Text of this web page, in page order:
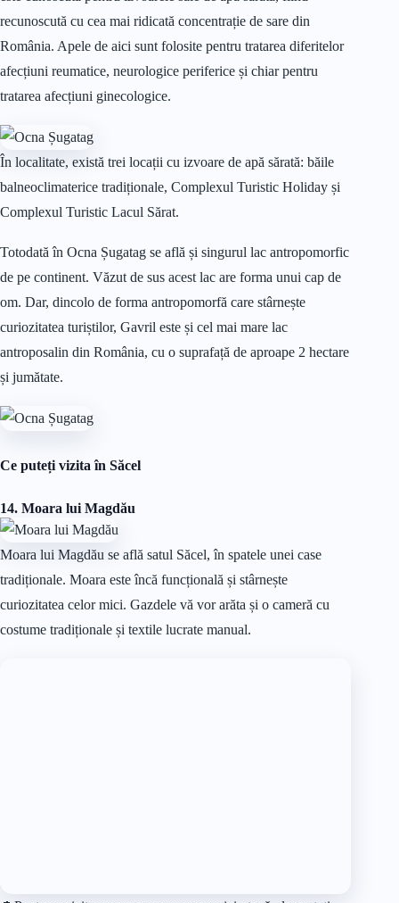
recunoscută cu cea mai ridicată concentrație de sare din
România. Apele de aici sunt folosite pentru tratarea diferitelor
afecțiuni reumatice, neurologice periferice și chiar pentru
tratarea afecțiuni ginecologice.
În localitate, există trei locații cu izvoare de apă sărată: băile
balneoclimaterice tradiționale, Complexul Turistic Holiday și
Complexul Turistic Lacul Sărat.
Totodată în Ocna Șugatag se află și singurul lac antropomorfic
de pe continent. Văzut de sus acest lac are forma unui cap de
om. Dar, dincolo de forma antropomorfă care stârnește
curiozitatea turiștilor, Gavril este și cel mai mare lac
antroposalin din România, cu o suprafață de aproape 2 hectare
și jumătate.
Ce puteți vizita în Săcel
14. Moara lui Magdău
Moara lui Magdău se află satul Săcel, în spatele unei case
tradiționale. Moara este încă funcțională și stârnește
curiozitatea celor mici. Gazdele vă vor arăta și o cameră cu
costume tradiționale și textile lucrate manual.